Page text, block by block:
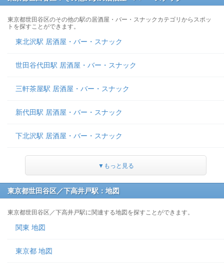
東京都世田谷区のその他の駅の居酒屋・バー・スナックカテゴリからスポッ
トを探すことができます。
東北沢駅 居酒屋・バー・スナック
世田谷代田駅 居酒屋・バー・スナック
三軒茶屋駅 居酒屋・バー・スナック
新代田駅 居酒屋・バー・スナック
下北沢駅 居酒屋・バー・スナック
▼もっと見る
東京都世田谷区／下高井戸駅：地図
東京都世田谷区／下高井戸駅に関連する地図を探すことができます。
関東 地図
東京都 地図